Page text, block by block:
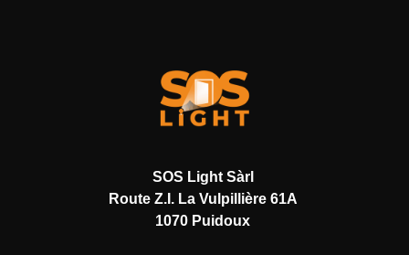
SOS Light Sàrl
Route Z.I. La Vulpillière 61A
1070 Puidoux